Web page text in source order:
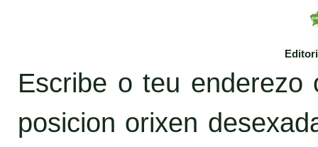
Escribe o teu
posicion orixen